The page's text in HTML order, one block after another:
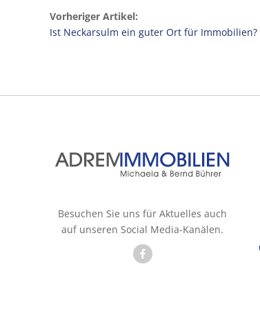
Vorheriger Artikel:
Ist Neckarsulm ein guter Ort für Immobilien?
Besuchen Sie uns für Aktuelles auch
auf unseren Social Media-Kanälen.